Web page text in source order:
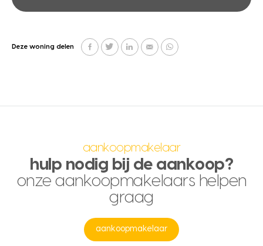
Deze woning delen
aankoopmakelaar
hulp nodig bij de aankoop?
onze aankoopmakelaars helpen
graag
aankoopmakelaar